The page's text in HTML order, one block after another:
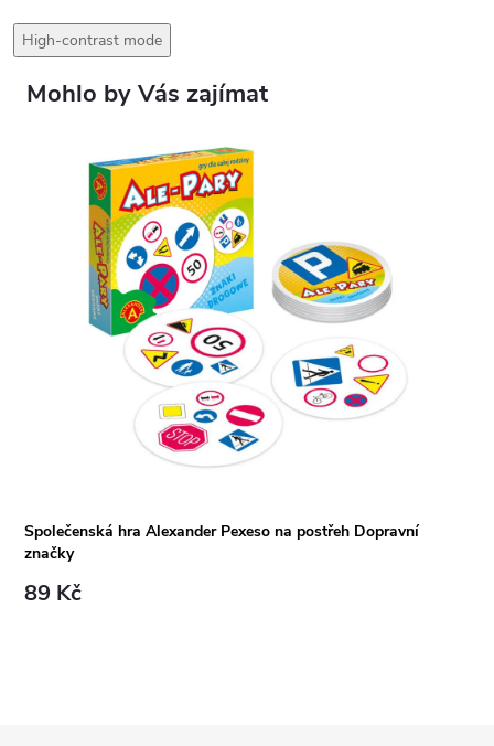
High-contrast mode
Společenská hra Alexander Pexeso na postřeh Dopravní
značky
89 Kč